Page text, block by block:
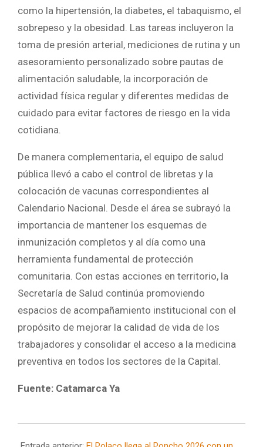
como la hipertensión, la diabetes, el tabaquismo, el
sobrepeso y la obesidad. Las tareas incluyeron la
toma de presión arterial, mediciones de rutina y un
asesoramiento personalizado sobre pautas de
alimentación saludable, la incorporación de
actividad física regular y diferentes medidas de
cuidado para evitar factores de riesgo en la vida
cotidiana.
De manera complementaria, el equipo de salud
pública llevó a cabo el control de libretas y la
colocación de vacunas correspondientes al
Calendario Nacional. Desde el área se subrayó la
importancia de mantener los esquemas de
inmunización completos y al día como una
herramienta fundamental de protección
comunitaria. Con estas acciones en territorio, la
Secretaría de Salud continúa promoviendo
espacios de acompañamiento institucional con el
propósito de mejorar la calidad de vida de los
trabajadores y consolidar el acceso a la medicina
preventiva en todos los sectores de la Capital.
Fuente: Catamarca Ya